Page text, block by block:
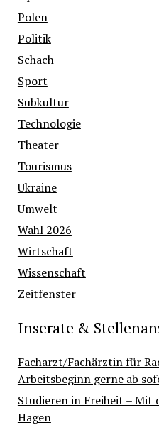
Polen
Politik
Schach
Sport
Subkultur
Technologie
Theater
Tourismus
Ukraine
Umwelt
Wahl 2026
Wirtschaft
Wissenschaft
Zeitfenster
Inserate &
Facharzt/Fachärztin für
Arbeitsbeginn gerne ab
Studieren in Freiheit – Mit
Hagen